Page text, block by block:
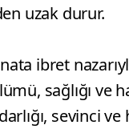
uzak durur.
ibret
sağlığı ve
sevinci ve